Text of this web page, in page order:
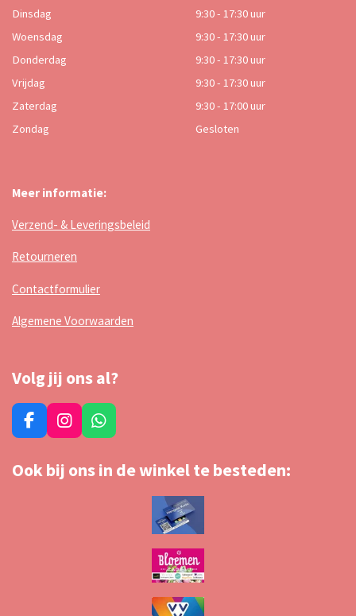
Dinsdag
9:30 - 17:30 uur
Woensdag
9:30 - 17:30 uur
Donderdag
9:30 - 17:30 uur
Vrijdag
9:30 - 17:30 uur
Zaterdag
9:30 - 17:00 uur
Zondag
Gesloten
Meer informatie:
Verzend- & Leveringsbeleid
Retourneren
Contactformulier
Algemene Voorwaarden
Volg jij ons al?
F
a
e
I
n
t
W
h
t
Ook bij ons in de winkel te besteden: